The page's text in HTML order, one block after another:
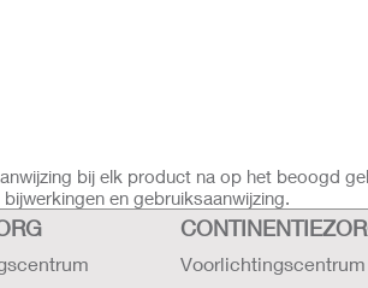
bij elk product na op het beoogd
en gebruiksaanwijzing.
Voorlichtingscentrum